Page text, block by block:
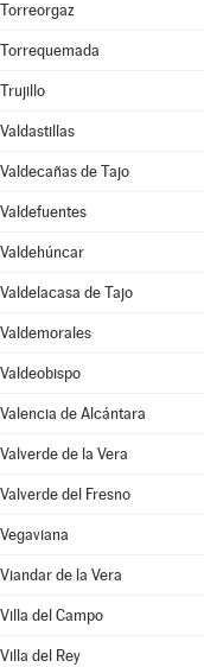
Torreorgaz
Torrequemada
Trujillo
Valdastillas
Valdecañas de Tajo
Valdefuentes
Valdehúncar
Valdelacasa de Tajo
Valdemorales
Valdeobispo
Valencia de Alcántara
Valverde de la Vera
Valverde del Fresno
Vegaviana
Viandar de la Vera
Villa del Campo
Villa del Rey